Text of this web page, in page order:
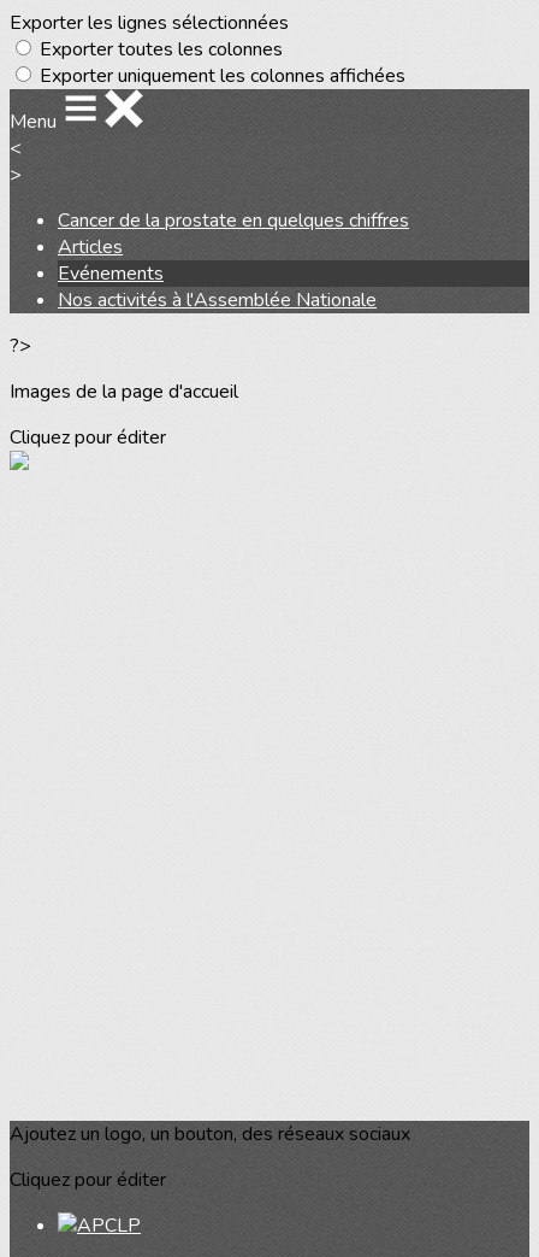
Exporter les lignes sélectionnées
Exporter toutes les colonnes
Exporter uniquement les colonnes affichées
Menu
<
>
Cancer de la prostate en quelques chiffres
Articles
Evénements
Nos activités à l'Assemblée Nationale
?>
Images de la page d'accueil
Cliquez pour éditer
Ajoutez un logo, un bouton, des réseaux sociaux
Cliquez pour éditer